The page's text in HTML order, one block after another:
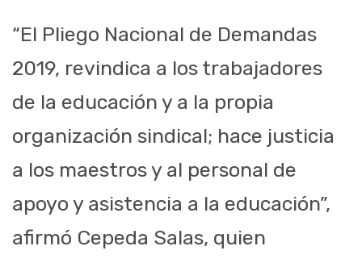
“El Pliego Nacional de Demandas
2019, revindica a los trabajadores
de la educación y a la propia
organización sindical; hace justicia
a los maestros y al personal de
apoyo y asistencia a la educación”,
afirmó Cepeda Salas, quien